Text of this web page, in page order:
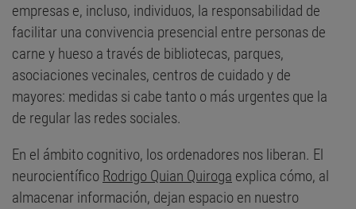
empresas e, incluso, individuos, la responsabilidad de
facilitar una convivencia presencial entre personas de
carne y hueso a través de bibliotecas, parques,
asociaciones vecinales, centros de cuidado y de
mayores: medidas si cabe tanto o más urgentes que la
de regular las redes sociales.
En el ámbito cognitivo, los ordenadores nos liberan. El
neurocientífico Rodrigo Quian Quiroga explica cómo, al
almacenar información, dejan espacio en nuestro